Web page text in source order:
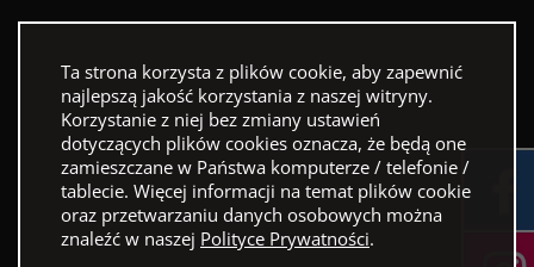
Ta strona korzysta z plików cookie, aby zapewnić
najlepszą jakość korzystania z naszej witryny.
Korzystanie z niej bez zmiany ustawień
dotyczących plików cookies oznacza, że będą one
zamieszczane w Państwa komputerze / telefonie /
tablecie. Więcej informacji na temat plików cookie
oraz przetwarzaniu danych osobowych można
znaleźć w naszej Polityce Prywatności.